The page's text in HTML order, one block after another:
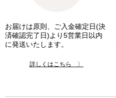
お届けは原則、ご入金確定日(決
済確認完了日)より5営業日以内
に発送いたします。
詳しくはこちら 〉